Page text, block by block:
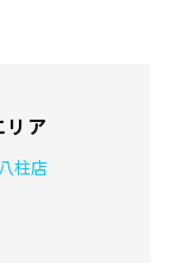
リア
柱店